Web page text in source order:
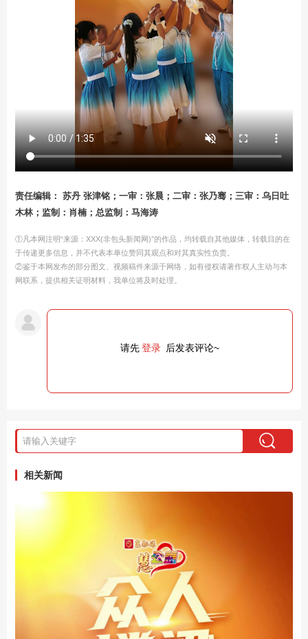
责任编辑： 苏丹 张津铭；一审：张晨；二审：张乃骞；三审：乌日吐
木林；监制：肖楠；总监制：马海涛
①凡本网注明“来源：XXX(非包头新闻网)”的作品，均转载自其他媒体，转载目的在
于传递更多信息，并不代表本单位赞同其观点和对其真实性负责。
②鉴于本网发布的部分图文、视频稿件来源于网络，如有侵权请著作权人主动与本
网联系，提供相关证明材料，我单位将及时处理。
请先登录 后发表评论~
相关新闻